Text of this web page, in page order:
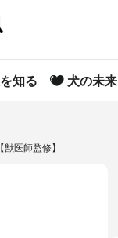
知る 犬の未来
医師監修】